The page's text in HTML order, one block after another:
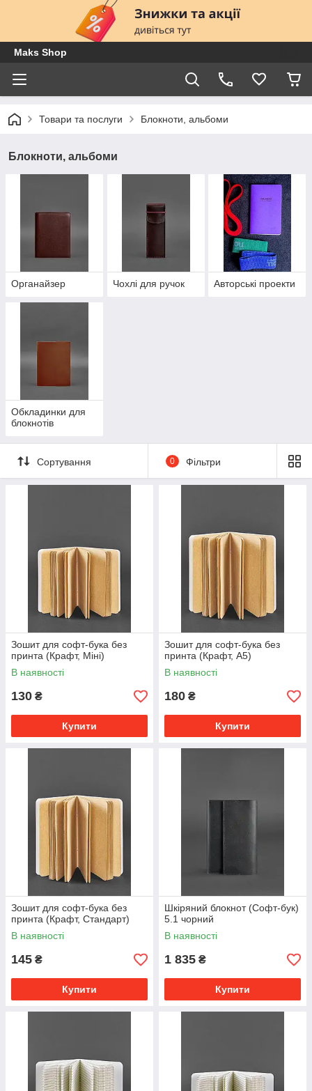
Maks Shop
Товари та послуги Блокноти, альбоми
Блокноти, альбоми
Органайзер Чохлі для ручок Авторські проекти
Обкладинки для
блокнотів
Сортування 0 Фільтри
Зошит для софт-бука без
принта (Крафт, Міні)
В наявності
130 ₴
Купити
Зошит для софт-бука без
принта (Крафт, А5)
В наявності
180 ₴
Купити
Зошит для софт-бука без
принта (Крафт, Стандарт)
В наявності
145 ₴
Купити
Шкіряний блокнот (Софт-бук)
5.1 чорний
В наявності
1 835 ₴
Купити